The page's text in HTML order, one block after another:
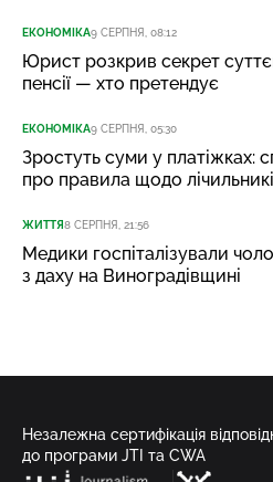
ЕКОНОМІКА9 СЕРПНЯ, 08:12
Юрист розкрив секрет
пенсії — хто претендує
ЕКОНОМІКА9 СЕРПНЯ, 05:30
Зростуть суми у платіжках:
про правила щодо
ЖИТТЯ8 СЕРПНЯ, 21:56
Медики госпіталізували
з даху на Виноградівщині
Незалежна сертифікація
до програми JTI та CWA